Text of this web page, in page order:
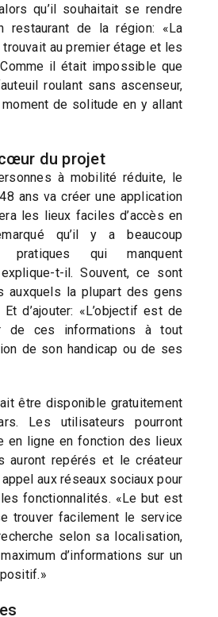
qu’il souhaitait se rendre
restaurant de la région: «La
au premier étage et les
il était impossible que
roulant sans ascenseur,
moment de solitude en y allant
du projet
à mobilité réduite, le
ans va créer une application
les lieux faciles d’accès en
qu’il y a beaucoup
pratiques qui manquent
explique-t-il. Souvent, ce sont
auxquels la plupart des gens
d’ajouter: «L’objectif est de
de ces informations à tout
de son handicap ou de ses
être disponible gratuitement
Les utilisateurs pourront
en ligne en fonction des lieux
auront repérés et le créateur
aux réseaux sociaux pour
fonctionnalités. «Le but est
trouver facilement le service
selon sa localisation,
d’informations sur un